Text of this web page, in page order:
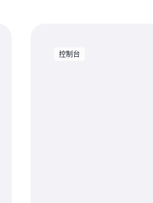
控制台